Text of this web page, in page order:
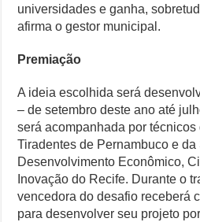
universidades e ganha,
afirma o gestor municipal.
Premiação
A ideia escolhida será
– de setembro deste ano até
será acompanhada por
Tiradentes de Pernambuco e da
Desenvolvimento Econômico,
Inovação do Recife. Durante o
vencedora do desafio receberá
para desenvolver seu projeto